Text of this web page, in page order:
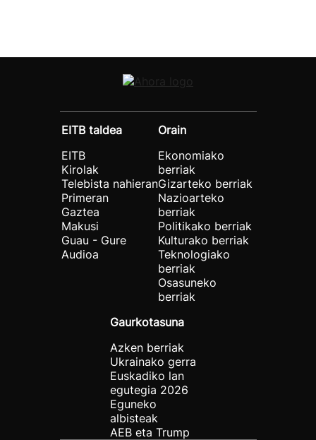
EITB taldea
EITB
Kirolak
Telebista nahieran
Primeran
Gaztea
Makusi
Guau - Gure
Audioa
Orain
Ekonomiako
berriak
Gizarteko berriak
Nazioarteko
berriak
Politikako berriak
Kulturako berriak
Teknologiako
berriak
Osasuneko
berriak
Gaurkotasuna
Azken berriak
Ukrainako gerra
Euskadiko lan
egutegia 2026
Eguneko
albisteak
AEB eta Trump